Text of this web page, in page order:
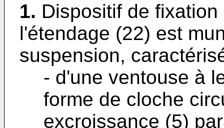
1. Dispositif de
l'étendage (22) est
suspension,
- d'une ventouse à
forme de cloche
excroissance (5)